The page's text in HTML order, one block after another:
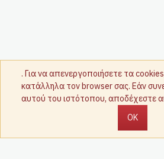
. Για να απενεργοποιήσετε τα
κατάλληλα τον browser σας. Εάν
αυτού του ιστότοπου, αποδέχεστε
OK